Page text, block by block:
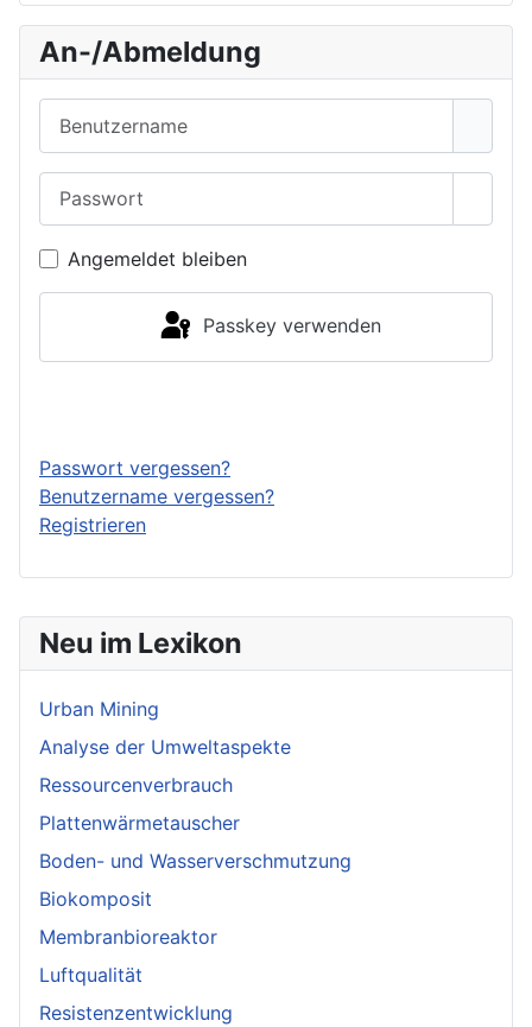
Neu im Lexikon
Urban Mining
Analyse der Umweltaspekte
Ressourcenverbrauch
Plattenwärmetauscher
Boden- und Wasserverschmutzung
Biokomposit
Membranbioreaktor
Luftqualität
Resistenzentwicklung
An-/Abmeldung
Angemeldet bleiben
Passkey verwenden
Passwort vergessen?
Benutzername vergessen?
Registrieren